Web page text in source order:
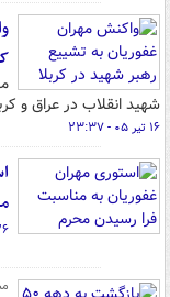
شهید انقلاب در عراق و
۱۶ تیر ۰۵ - ۲۳:۳۷
۲۶